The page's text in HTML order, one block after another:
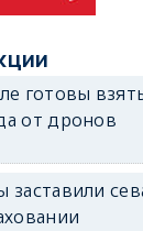
готовы
от дронов
заставили